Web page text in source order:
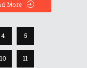
More
4 5
10 11